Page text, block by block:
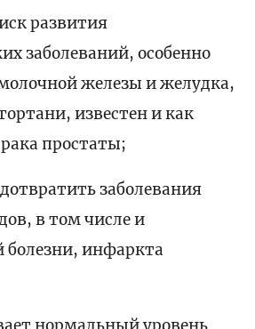
развития
заболеваний, особенно
железы и желудка,
известен и как
простаты;
заболевания
в том числе и
инфаркта